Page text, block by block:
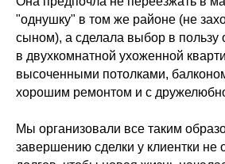
"однушку" в том же районе (не
сыном), а сделала выбор в пользу
в двухкомнатной ухоженной
высоченными потолками,
хорошим ремонтом и с
Мы организовали все таким
завершению сделки у клиентки не